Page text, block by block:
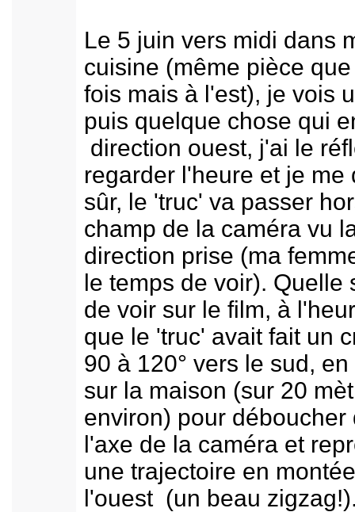
Le 5 juin vers midi dans
cuisine (même pièce
fois mais à l'est), je vois
puis quelque chose qui
direction ouest, j'ai le
regarder l'heure et je me
sûr, le 'truc' va passer
champ de la caméra vu
direction prise (ma
le temps de voir). Quelle
de voir sur le film, à
que le 'truc' avait fait un
90 à 120° vers le sud,
sur la maison (sur 20
environ) pour déboucher
l'axe de la caméra et
une trajectoire en
l'ouest (un beau